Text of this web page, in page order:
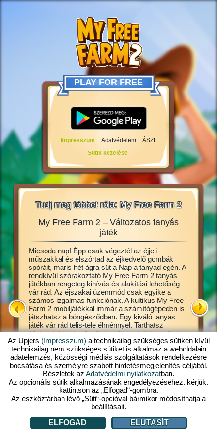
PLAY FOR FREE
Impresszum Adatvédelem
ÁSZF
Sütik kezelése
Tudj meg többet róla: My Free Farm 2
ki a
My Free Farm 2 – Változatos tanyás
játék
Micsoda nap! Épp csak végeztél az éjjeli
műszakkal és elszórtad az éjkedvelő gombák
spóráit, máris hét ágra süt a Nap a tanyád egén. A
rendkívül szórakoztató My Free Farm 2 tanyás
játékban rengeteg kihívás és alakítási lehetőség
vár rád. Az éjszakai üzemmód csak egyike a
számos izgalmas funkciónak. A kultikus My Free
Farm 2 mobiljátékkal immár a számítógépeden is
játszhatsz a böngésződben. Egy kiváló tanyás
játék vár rád telis-tele élménnyel. Tarthatsz
állatokat, földet művelhetsz, összetett termelési
láncok mentén feldolgozott termékeket gyárthatsz.
Regisztrálj máris ingyen és játssz velünk!
My
online
lehet.
a
tőle,
vevők.
átveszik
csak
Az Upjers (Impresszum) a technikailag szükséges sütiken kívül
technikailag nem szükséges sütiket is alkalmaz a weboldalain
adatelemzés, közösségi médiás szolgáltatások rendelkezésre
bocsátása és személyre szabott hirdetésmegjelenítés céljából.
Részletek az Adatvédelmi nyilatkozatban.
Az opcionális sütik alkalmazásának engedélyezéséhez, kérjük,
kattintson az „Elfogad“-gombra.
Az eszköztárban lévő „Süti“-opcióval bármikor módosíthatja a
beállításait.
ELFOGAD
ELUTASÍT